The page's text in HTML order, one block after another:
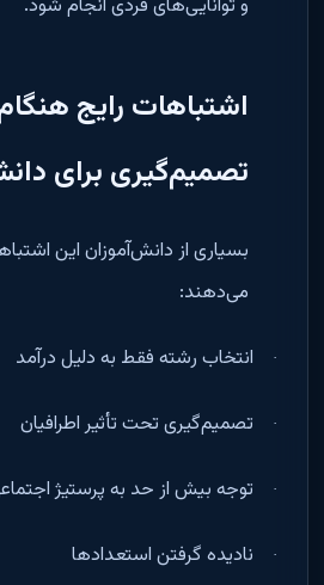
و توانایی‌های فردی انجام شود.
اشتباهات رایج
تصمیم‌گیری برای
بسیاری از دانش‌آموزان این
می‌دهند:
· انتخاب رشته فقط به دلیل درآمد
· تصمیم‌گیری تحت تأثیر اطرافیان
· توجه بیش از حد به پرستیژ
· نادیده گرفتن استعدادها